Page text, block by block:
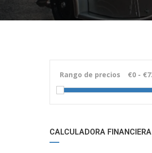
Rango de precios
CALCULADORA FINANCIERA